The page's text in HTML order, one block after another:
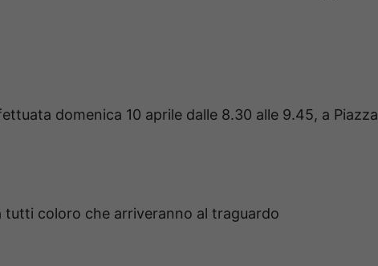
domenica 10 aprile dalle 8.30 alle 9.45, a Piazza
coloro che arriveranno al traguardo